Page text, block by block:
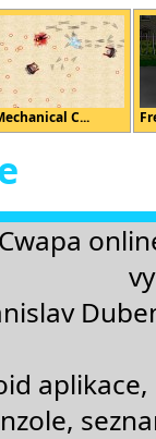
C...
Cwapa
aplikace,
,